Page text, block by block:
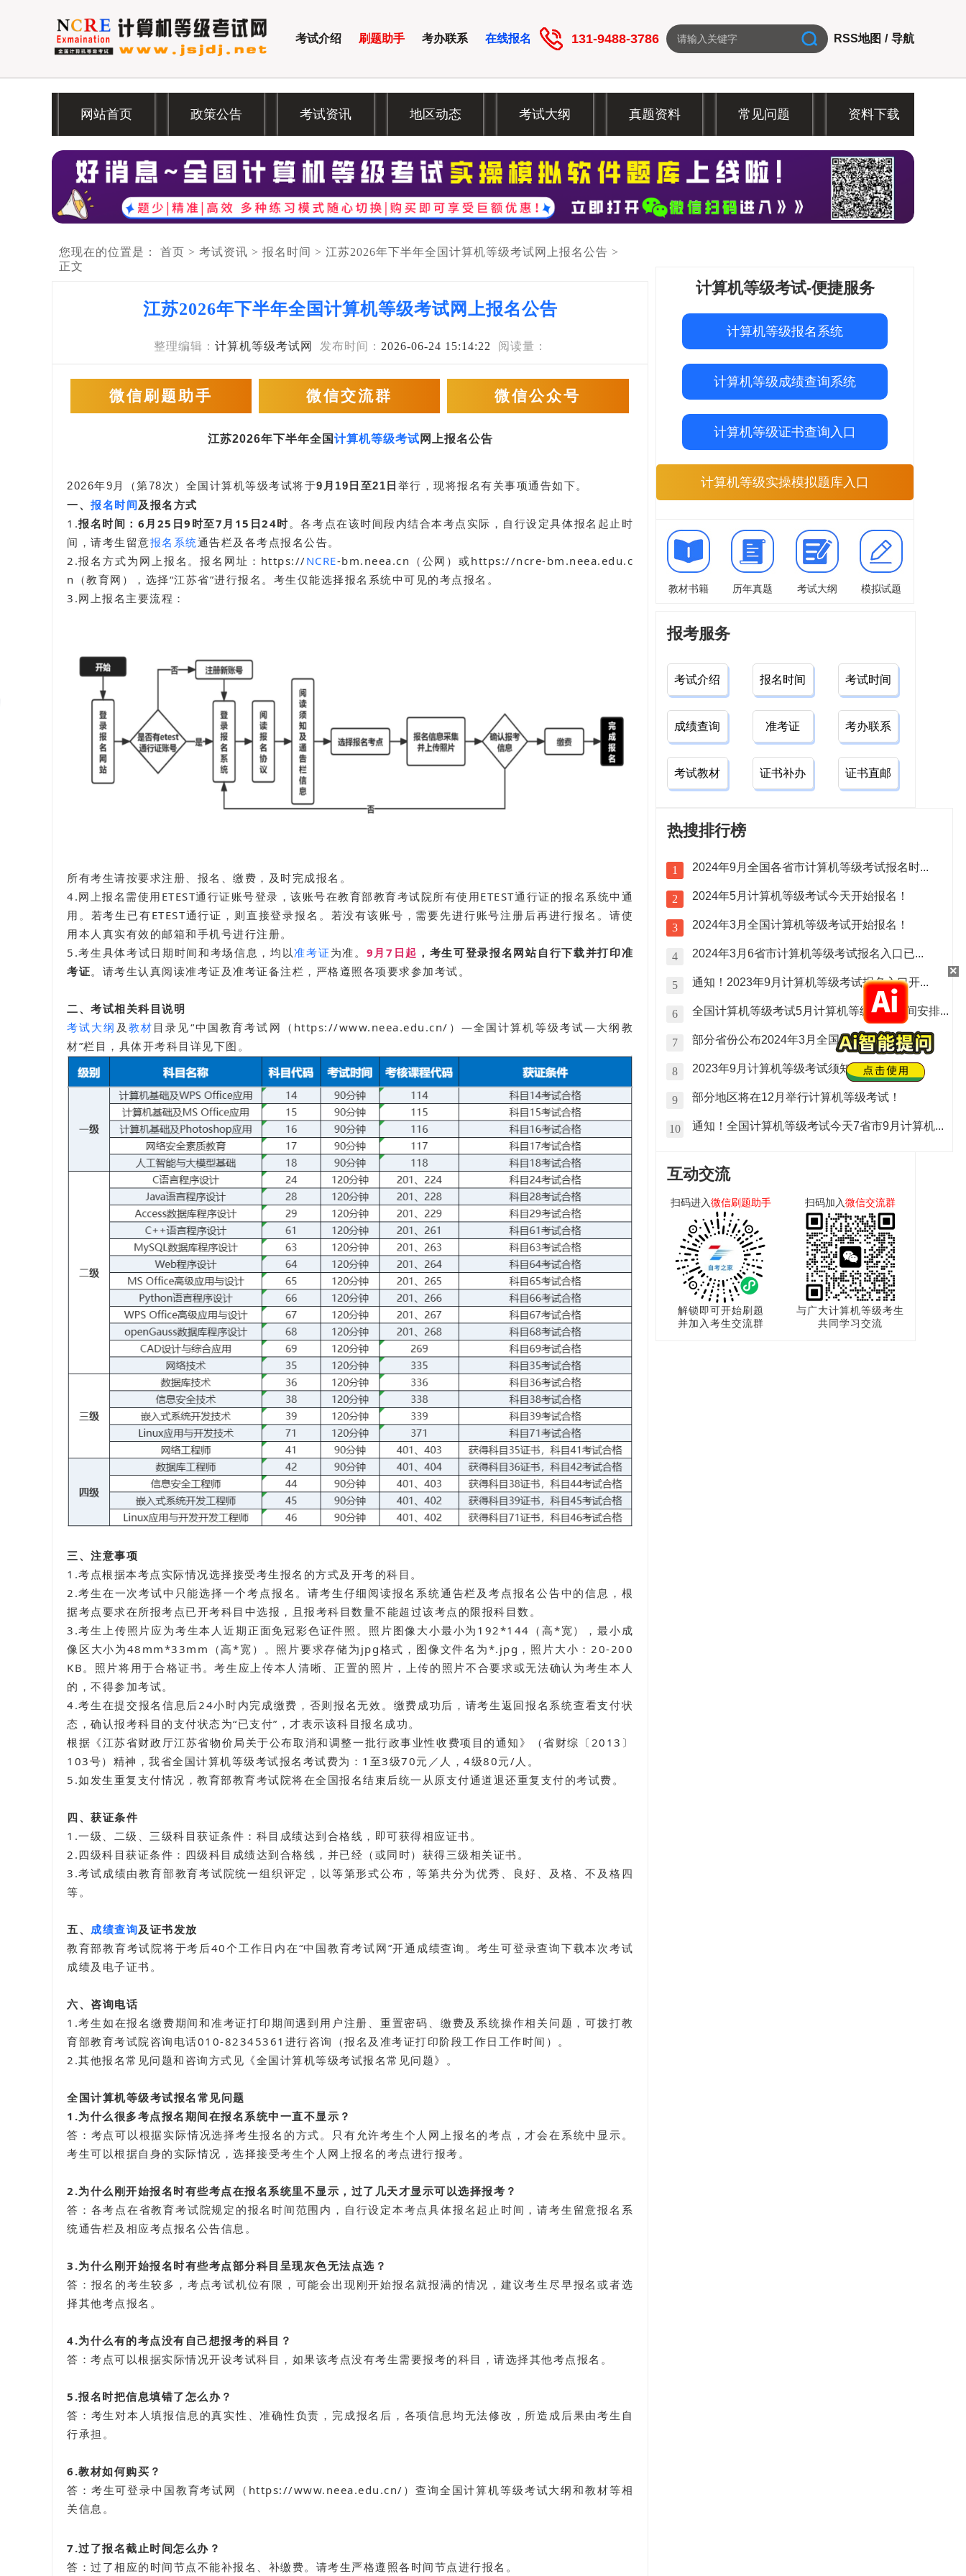
考试介绍 刷题助手 考办联系 在线报名 131-9488-3786 RSS地图 / 导航
网站首页 政策公告 考试资讯 地区动态 考试大纲 真题资料 常见问题 资料下载
您现在的位置是： 首页 > 考试资讯 > 报名时间 > 江苏2026年下半年全国计算机等级考试网上报名公告 >
正文
江苏2026年下半年全国计算机等级考试网上报名公告
整理编辑： 计算机等级考试网 发布时间： 2026-06-24 15:14:22 阅读量：
微信刷题助手 微信交流群 微信公众号
江苏2026年下半年全国计算机等级考试 网上报名公告
2026年9月（第78次）全国计算机等级考试将于9月19日至21日 举行，现将报名有关事项通告如下。
一、 报名时间及报名方式
1.报名时间： 6月25日9时至7月15日24时。各考点在该时间段内结合本考点实际，自行设定具体报名起止时
间，请考生留意报名系统通告栏及各考点报名公告。
2.报名方式为网上报名。报名网址：https://NCRE-bm.neea.cn（公网）或https://ncre-bm.neea.edu.c
n（教育网），选择“江苏省”进行报名。考生仅能选择报名系统中可见的考点报名。
3.网上报名主要流程：
所有考生请按要求注册、报名、缴费，及时完成报名。
4.网上报名需使用 ETEST通行证 账号登录，该账号在教育部教育考试院所有使用ETEST通行证的报名系统中通
用。若考生已有ETEST通行证，则直接登录报名。若没有该账号，需要先进行账号注册后再进行报名。请使
用本人真实有效的邮箱和手机号进行注册。
5.考生具体考试日期时间和考场信息，均以准考证 为准。 9月7日起 ，考生可登录报名网站自行下载并打印准
考证。请考生认真阅读准考证及准考证备注栏，严格遵照各项要求参加考试。
二、考试相关科目说明
考试大纲 及 教材 目录见“中国教育考试网（https://www.neea.edu.cn/）—全国计算机等级考试—大纲教
材”栏目，具体开考科目详见下图。
三、注意事项
1.考点根据本考点实际情况选择接受考生报名的方式及开考的科目。
2.考生在一次考试中只能选择一个考点报名。请考生仔细阅读报名系统通告栏及考点报名公告中的信息，根
据考点要求在所报考点已开考科目中选报，且报考科目数量不能超过该考点的限报科目数。
3.考生上传照片应为考生本人近期正面免冠彩色证件照。照片图像大小最小为192*144（高*宽），最小成
像区大小为48mm*33mm（高*宽）。照片要求存储为jpg格式，图像文件名为*.jpg，照片大小：20-200
KB。照片将用于合格证书。考生应上传本人清晰、正置的照片，上传的照片不合要求或无法确认为考生本人
的，不得参加考试。
4.考生在提交报名信息后24小时内完成缴费，否则报名无效。缴费成功后，请考生返回报名系统查看支付状
态，确认报考科目的支付状态为“已支付”，才表示该科目报名成功。
根据《江苏省财政厅江苏省物价局关于公布取消和调整一批行政事业性收费项目的通知》（省财综〔2013〕
103号）精神，我省全国计算机等级考试报名考试费为：1至3级70元／人，4级80元/人。
5.如发生重复支付情况，教育部教育考试院将在全国报名结束后统一从原支付通道退还重复支付的考试费。
四、获证条件
1.一级、二级、三级科目获证条件：科目成绩达到合格线，即可获得相应证书。
2.四级科目获证条件：四级科目成绩达到合格线，并已经（或同时）获得三级相关证书。
3.考试成绩由教育部教育考试院统一组织评定，以等第形式公布，等第共分为优秀、良好、及格、不及格四
等。
五、 成绩查询及证书发放
教育部教育考试院将于考后40个工作日内在“中国教育考试网”开通成绩查询。考生可登录查询下载本次考试
成绩及电子证书。
六、咨询电话
1.考生如在报名缴费期间和准考证打印期间遇到用户注册、重置密码、缴费及系统操作相关问题，可拨打教
育部教育考试院咨询电话010-82345361进行咨询（报名及准考证打印阶段工作日工作时间）。
2.其他报名常见问题和咨询方式见《全国计算机等级考试报名常见问题》。
全国计算机等级考试报名常见问题
1.为什么很多考点报名期间在报名系统中一直不显示？
答：考点可以根据实际情况选择考生报名的方式。只有允许考生个人网上报名的考点，才会在系统中显示。
考生可以根据自身的实际情况，选择接受考生个人网上报名的考点进行报考。
2.为什么刚开始报名时有些考点在报名系统里不显示，过了几天才显示可以选择报考？
答：各考点在省教育考试院规定的报名时间范围内，自行设定本考点具体报名起止时间，请考生留意报名系
统通告栏及相应考点报名公告信息。
3.为什么刚开始报名时有些考点部分科目呈现灰色无法点选？
答：报名的考生较多，考点考试机位有限，可能会出现刚开始报名就报满的情况，建议考生尽早报名或者选
择其他考点报名。
4.为什么有的考点没有自己想报考的科目？
答：考点可以根据实际情况开设考试科目，如果该考点没有考生需要报考的科目，请选择其他考点报名。
5.报名时把信息填错了怎么办？
答：考生对本人填报信息的真实性、准确性负责，完成报名后，各项信息均无法修改，所造成后果由考生自
行承担。
6.教材如何购买？
答：考生可登录中国教育考试网（https://www.neea.edu.cn/）查询全国计算机等级考试大纲和教材等相
关信息。
7.过了报名截止时间怎么办？
答：过了相应的时间节点不能补报名、补缴费。请考生严格遵照各时间节点进行报名。
计算机等级考试-便捷服务
计算机等级报名系统
计算机等级成绩查询系统
计算机等级证书查询入口
计算机等级实操模拟题库入口
教材书籍 历年真题 考试大纲 模拟试题
报考服务
考试介绍 报名时间 考试时间
成绩查询 准考证 考办联系
考试教材 证书补办 证书直邮
热搜排行榜
1 2024年9月全国各省市计算机等级考试报名时...
2 2024年5月计算机等级考试今天开始报名！
3 2024年3月全国计算机等级考试开始报名！
4 2024年3月6省市计算机等级考试报名入口已...
5 通知！2023年9月计算机等级考试报名入口开...
6 全国计算机等级考试5月计算机等级报名时间安排...
7 部分省份公布2024年3月全国计算机等级考试...
8 2023年9月计算机等级考试须知！
9 部分地区将在12月举行计算机等级考试！
10 通知！全国计算机等级考试今天7省市9月计算机...
互动交流
扫码进入微信刷题助手
解锁即可开始刷题
并加入考生交流群
扫码加入微信交流群
与广大计算机等级考生
共同学习交流
×